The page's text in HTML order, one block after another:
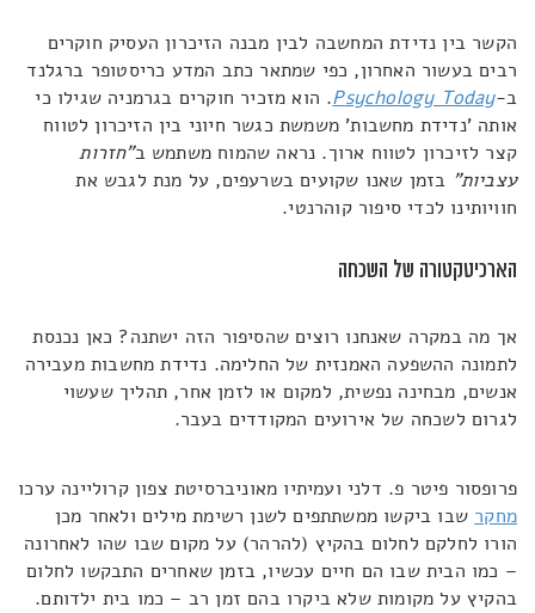
הקשר בין נדידת המחשבה לבין מבנה הזיכרון העסיק חוקרים
רבים בעשור האחרון, כפי שמתאר כתב המדע כריסטופר ברגלנד
ב-Psychology Today. הוא מזכיר חוקרים בגרמניה שגילו כי
אותה 'נדידת מחשבות' משמשת כגשר חיוני בין הזיכרון לטווח
קצר לזיכרון לטווח ארוך. נראה שהמוח משתמש ב"חזרות
עצביות" בזמן שאנו שקועים בשרעפים, על מנת לגבש את
חוויותינו לכדי סיפור קוהרנטי.
הארכיטקטורה של השכחה
אך מה במקרה שאנחנו רוצים שהסיפור הזה ישתנה? כאן נכנסת
לתמונה ההשפעה האמנזית של החלימה. נדידת מחשבות מעבירה
אנשים, מבחינה נפשית, למקום או לזמן אחר, תהליך שעשוי
לגרום לשכחה של אירועים המקודדים בעבר.
פרופסור פיטר פ. דלני ועמיתיו מאוניברסיטת צפון קרוליינה ערכו
מחקר שבו ביקשו ממשתתפים לשנן רשימת מילים ולאחר מכן
הורו לחלקם לחלום בהקיץ (להרהר) על מקום שבו שהו לאחרונה
– כמו הבית שבו הם חיים עכשיו, בזמן שאחרים התבקשו לחלום
בהקיץ על מקומות שלא ביקרו בהם זמן רב – כמו בית ילדותם.